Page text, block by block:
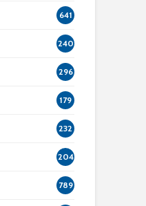
641
240
296
179
232
204
789